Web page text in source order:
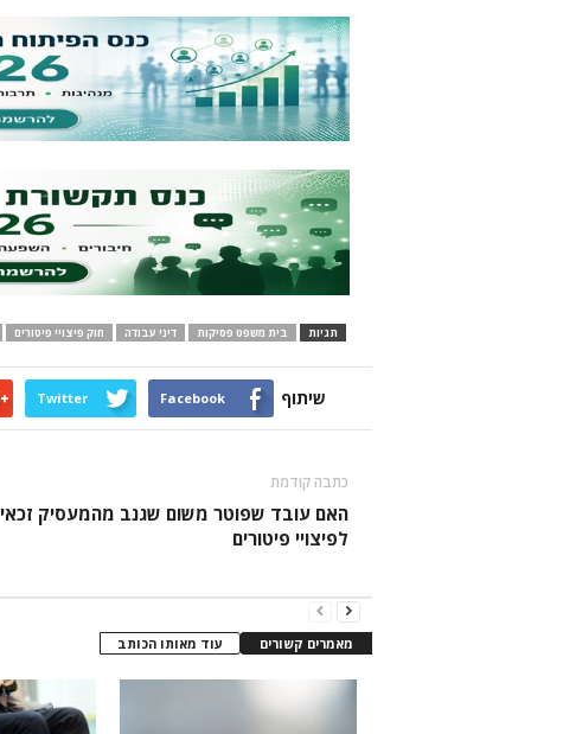
תגיות בית משפט פסיקות דיני עבודה חוק פיצויי פיטורים
שיתוף Facebook
Twitter
כתבה קודמת
האם עובד שפוטר משום שגנב מהמעסיק זכאי
לפיצויי פיטורים
מאמרים קשורים עוד מאותו הכותב